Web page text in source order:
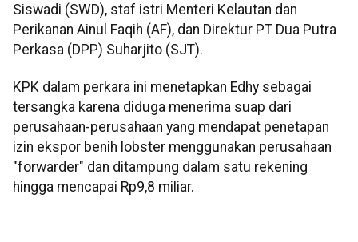
Siswadi (SWD), staf istri Menteri Kelautan dan
Perikanan Ainul Faqih (AF), dan Direktur PT Dua Putra
Perkasa (DPP) Suharjito (SJT).
KPK dalam perkara ini menetapkan Edhy sebagai
tersangka karena diduga menerima suap dari
perusahaan-perusahaan yang mendapat penetapan
izin ekspor benih lobster menggunakan perusahaan
"forwarder" dan ditampung dalam satu rekening
hingga mencapai Rp9,8 miliar.